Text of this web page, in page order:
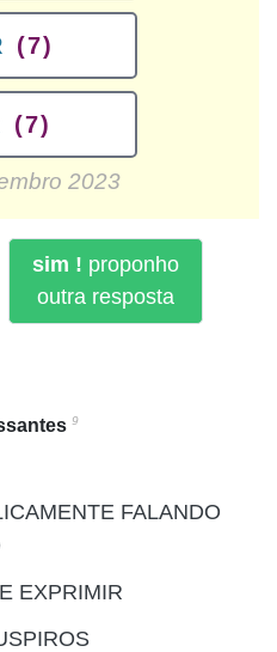
(7)
(7)
2023
sim ! proponho
outra resposta
9
FALANDO
EXPRIMIR